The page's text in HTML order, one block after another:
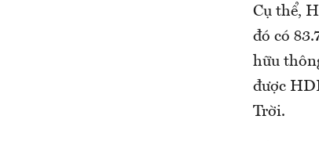
Cụ thể,
đó có
hữu
được
Trời.